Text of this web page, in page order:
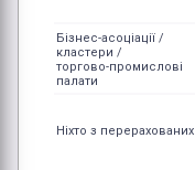
Бізнес-асоціації /
кластери /
торгово-промислові
палати
Ніхто з перерахованих